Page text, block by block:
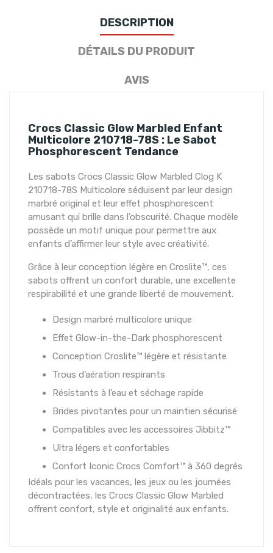
DESCRIPTION
DÉTAILS DU PRODUIT
AVIS
Crocs Classic Glow Marbled Enfant
Multicolore 210718-78S : Le Sabot
Phosphorescent Tendance
Les sabots Crocs Classic Glow Marbled Clog K
210718-78S Multicolore séduisent par leur design
marbré original et leur effet phosphorescent
amusant qui brille dans l’obscurité. Chaque modèle
possède un motif unique pour permettre aux
enfants d’affirmer leur style avec créativité.
Grâce à leur conception légère en Croslite™, ces
sabots offrent un confort durable, une excellente
respirabilité et une grande liberté de mouvement.
Design marbré multicolore unique
Effet Glow-in-the-Dark phosphorescent
Conception Croslite™ légère et résistante
Trous d’aération respirants
Résistants à l’eau et séchage rapide
Brides pivotantes pour un maintien sécurisé
Compatibles avec les accessoires Jibbitz™
Ultra légers et confortables
Confort Iconic Crocs Comfort™ à 360 degrés
Idéals pour les vacances, les jeux ou les journées
décontractées, les Crocs Classic Glow Marbled
offrent confort, style et originalité aux enfants.